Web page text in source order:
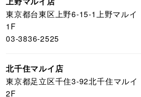
東京都台東区上野6-15-1上野マルイ
1F
03-3836-2525
北千住マルイ店
東京都足立区千住3-92北千住マルイ
2F